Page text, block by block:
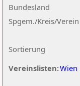
Sortierung
Bundesland
Spgem./Kreis/Verein
Vereinslisten:Wien